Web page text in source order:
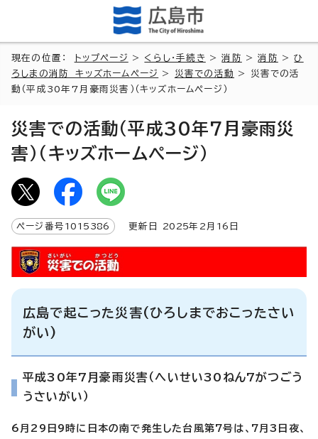
現在の位置： トップページ > くらし・手続き >消防 >消防 >ひ
ろしまの消防 キッズホームページ
> 災害での活動
> 災害での活
動（平成30年7月豪雨災害）（キッズホームページ）
災害での活動（平成30年7月豪雨災
害）（キッズホームページ）
ページ番号 1015386 更新日 2025年2月 16 日
広島で起こった災害(ひろしまでおこったさい
がい)
平成30年7月豪雨災害（へいせい30ねん7がつごう
うさいがい）
6月29日9時に日本の南で発生した台風第7号は、7月3日夜、